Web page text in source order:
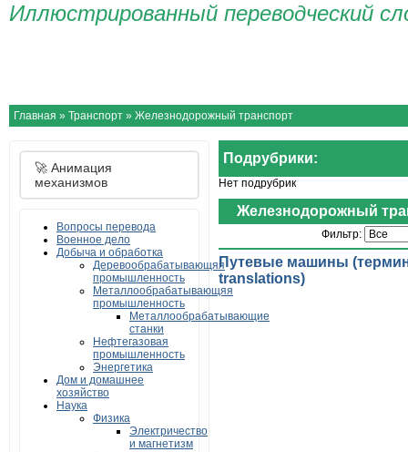
Иллюстрированный переводческий
Главная » Транспорт » Железнодорожный транспорт
🚀 Анимация
механизмов
Вопросы перевода
Военное дело
Добыча и обработка
Деревообрабатывающяя
промышленность
Металлообрабатывающяя
промышленность
Металлообрабатывающие
станки
Нефтегазовая
промышленность
Энергетика
Дом и домашнее
хозяйство
Наука
Физика
Электричество
и магнетизм
Подрубрики:
Нет подрубрик
Железнодорожный
Фильтр:
Путевые машины
translations)